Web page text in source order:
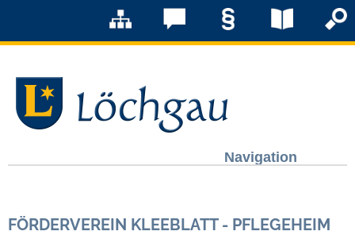
Navigation
Grußwort Bürgermeister
FÖRDERVEREIN KLEEBLATT - PFLEGEHEIM